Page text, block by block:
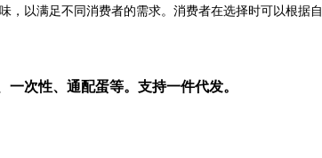
，以满足不同消费者的需求。消费者在选择时可以根据自
次性、通配蛋等。支持一件代发。